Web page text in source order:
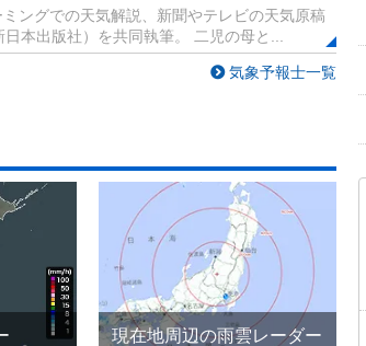
ングでの天気解説、新聞やテレビの天気原稿
本出版社）を共同執筆。 二児の母と...
気象予報士一覧
現在地周辺の雨雲レーダー